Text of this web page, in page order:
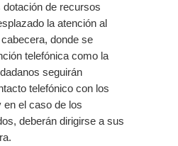
dotación de recursos
la atención al
donde se
telefónica como la
seguirán
telefónico con los
en el caso de los
deberán dirigirse a sus